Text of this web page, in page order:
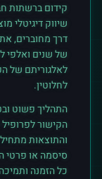
קידום ברשתות
שיווק דיגיטלי
דרך מחוברים,
של שנים ואלפי
לאלגוריתם של
לחלוטין.
התהליך פשוט
הקישור
והתוצאות
סיסמה או פרטי
כל הזמנה